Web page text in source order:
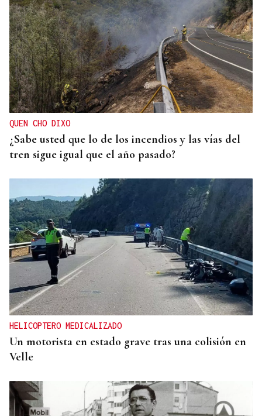
QUEN CHO DIXO
¿Sabe usted que lo de los incendios y las vías del
tren sigue igual que el año pasado?
HELICOPTERO MEDICALIZADO
Un motorista en estado grave tras una colisión en
Velle